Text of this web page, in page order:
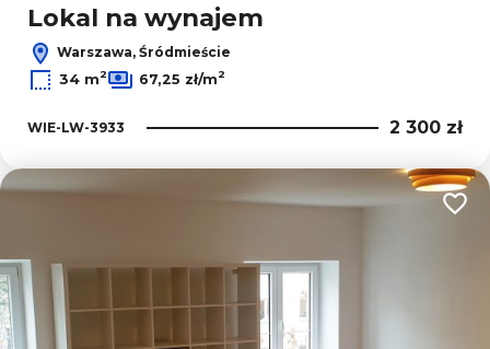
Lokal na wynajem
Warszawa, Śródmieście
34 m2 67,25 zł/m2
WIE-LW-3933 2 300 zł